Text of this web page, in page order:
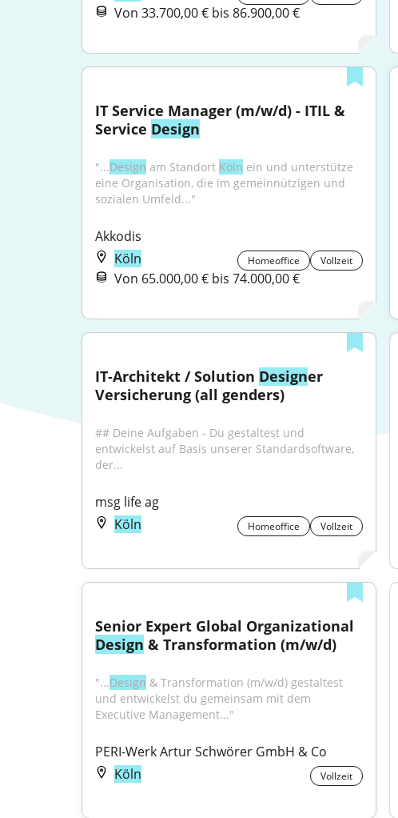
Von 33.700,00 € bis 86.900,00 €
IT Service Manager (m/w/d) - ITIL &
Service Design
"...Design am Standort Köln ein und unterstütze
eine Organisation, die im gemeinnützigen und
sozialen Umfeld..."
Akkodis
Köln
Homeoffice Vollzeit
Von 65.000,00 € bis 74.000,00 €
IT-Architekt / Solution Designer
Versicherung (all genders)
## Deine Aufgaben - Du gestaltest und
entwickelst auf Basis unserer Standardsoftware,
der...
msg life ag
Köln
Homeoffice Vollzeit
Design & Transformation (m/w/d)
"...Design & Transformation (m/w/d) gestaltest
und entwickelst du gemeinsam mit dem
Executive Management..."
PERI-Werk Artur Schwörer GmbH & Co
Köln
Vollzeit